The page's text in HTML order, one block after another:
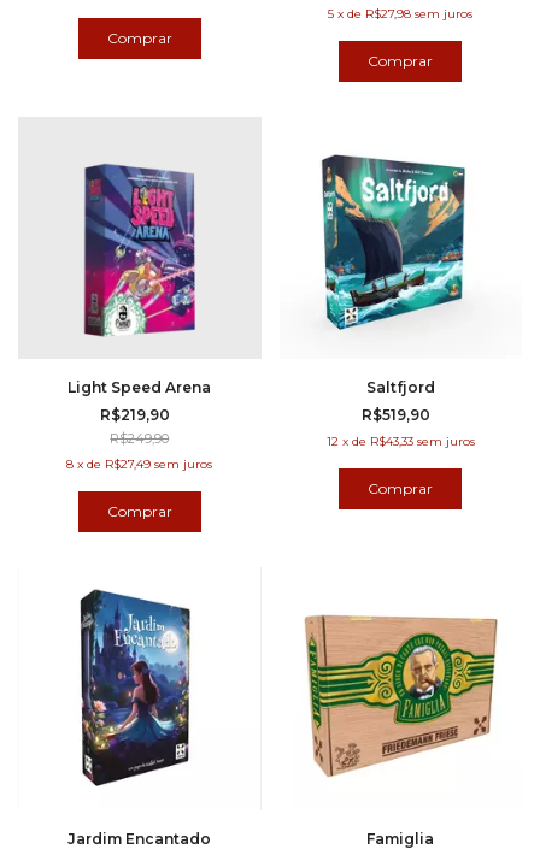
5 xde R$27,98 sem juros
Light Speed Arena
R$219,90
R$249,90
8 xde R$27,49 sem juros
Saltfjord
R$519,90
12 x de R$43,33 sem juros
Jardim Encantado Famiglia